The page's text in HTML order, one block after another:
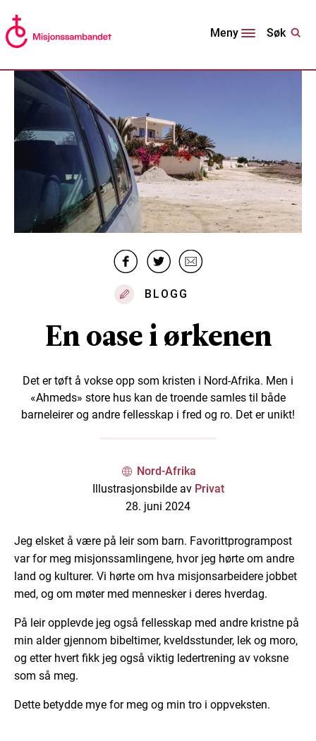
Meny Søk
BLOGG
En oase i ørkenen
Det er tøft å vokse opp som kristen i Nord-Afrika. Men i
«Ahmeds» store hus kan de troende samles til både
barneleirer og andre fellesskap i fred og ro. Det er unikt!
Nord-Afrika
Illustrasjonsbilde av Privat
28. juni 2024
Jeg elsket å være på leir som barn. Favorittprogrampost
var for meg misjonssamlingene, hvor jeg hørte om andre
land og kulturer. Vi hørte om hva misjonsarbeidere jobbet
med, og om møter med mennesker i deres hverdag.
På leir opplevde jeg også fellesskap med andre kristne på
min alder gjennom bibeltimer, kveldsstunder, lek og moro,
og etter hvert fikk jeg også viktig ledertrening av voksne
som så meg.
Dette betydde mye for meg og min tro i oppveksten.